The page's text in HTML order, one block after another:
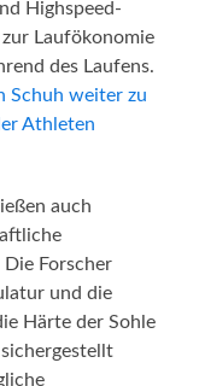
Highspeed-
Laufökonomie
des Laufens.
Schuh weiter zu
Athleten
auch
Forscher
und die
Härte der Sohle